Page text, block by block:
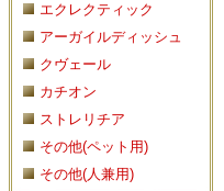
エクレクティック
アーガイルディッシュ
クヴェール
カチオン
ストレリチア
その他(ペット用)
その他(人兼用)